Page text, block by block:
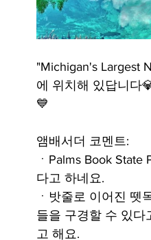
"Michigan's Largest
에 위치해 있답니다
💙
앰배서더 코멘트:
ㆍPalms Book
다고 하네요.
ㆍ밧줄로 이어진 뗏
들을 구경할 수 있다
고 해요.